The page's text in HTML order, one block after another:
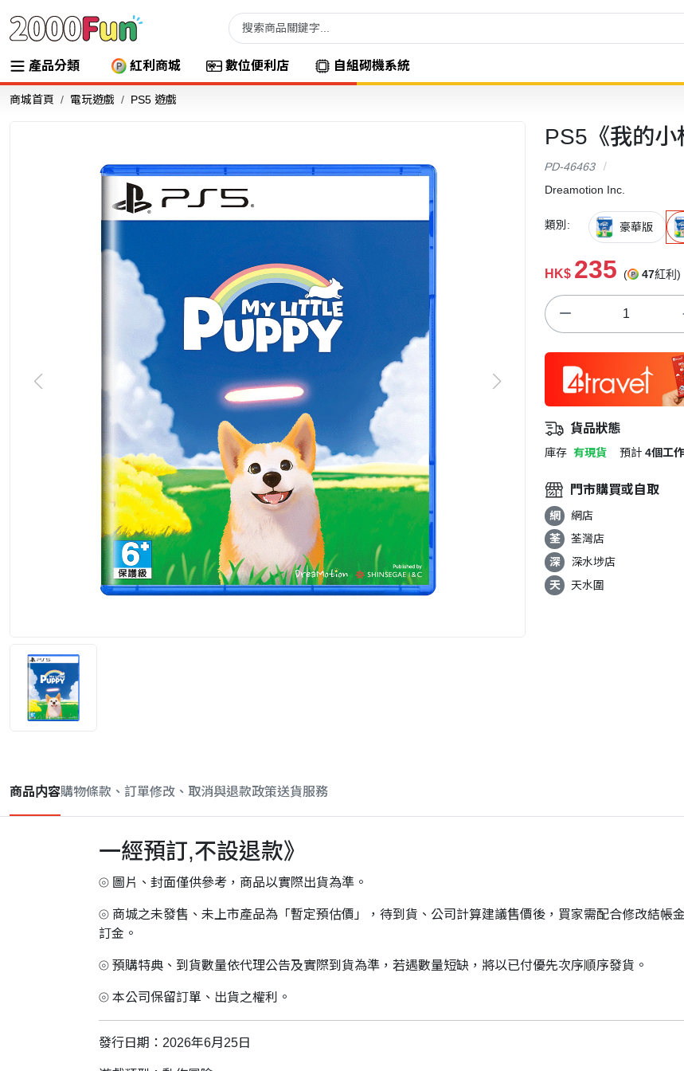
產品分類 紅利商城 數位便利店 自組砌機系統
商城首頁 電玩遊戲 PS5 遊戲
PS5《我的
PD-46463
Dreamotion Inc.
類別: 豪華版
HK$ 235 ( 47紅利)
貨品狀態
庫存 有現貨 預計 4個工
門市購買或自取
網 網店
荃
荃灣店
深
深水埗店
天
天水圍
商品内容購物條款、訂單修改、取消與退款政策送貨服務
一經預訂,不設退款》
⦾ 圖片、封面僅供參考，商品以實際出貨為準。
⦾ 商城之未發售、未上市產品為「暫定預估價」，待到貨、公司計算建議售價後，買家需配合修改結帳
訂金。
⦾ 預購特典、到貨數量依代理公告及實際到貨為準，若遇數量短缺，將以已付優先次序順序發貨。
⦾ 本公司保留訂單、出貨之權利。
發行日期：2026年6月25日